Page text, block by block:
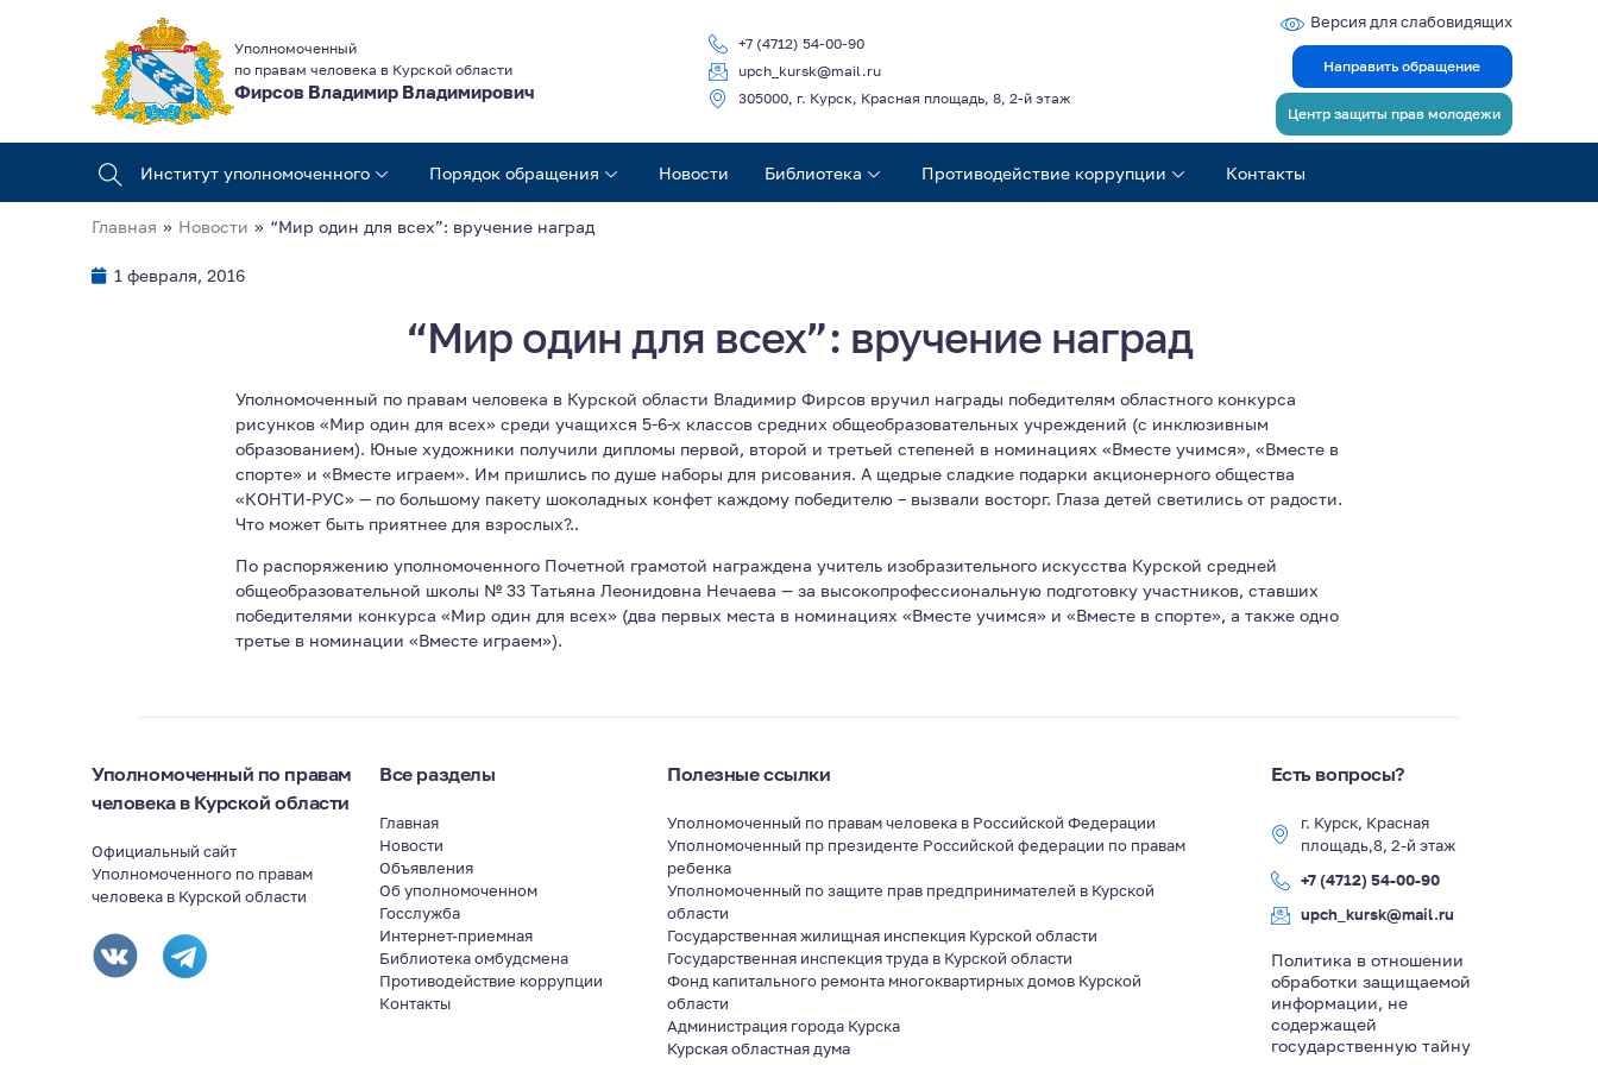
Уполномоченный
по правам человека в Курской области
Фирсов Владимир Владимирович
+7 (4712) 54-00-90
upch_kursk@mail.ru
305000, г. Курск, Красная площадь, 8, 2-й этаж
Версия для слабовидящих
Направить обращение
Центр защиты прав молодежи
Институт уполномоченного Порядок обращения Новости Библиотека Противодействие коррупции Контакты
Главная » Новости » “Мир один для всех”: вручение наград
1 февраля, 2016
“Мир один для всех”: вручение наград
Уполномоченный по правам человека в Курской области Владимир Фирсов вручил награды победителям областного конкурса
рисунков «Мир один для всех» среди учащихся 5-6-х классов средних общеобразовательных учреждений (с инклюзивным
образованием). Юные художники получили дипломы первой, второй и третьей степеней в номинациях «Вместе учимся», «Вместе в
спорте» и «Вместе играем». Им пришлись по душе наборы для рисования. А щедрые сладкие подарки акционерного общества
«КОНТИ-РУС» — по большому пакету шоколадных конфет каждому победителю – вызвали восторг. Глаза детей светились от радости.
Что может быть приятнее для взрослых?..
По распоряжению уполномоченного Почетной грамотой награждена учитель изобразительного искусства Курской средней
общеобразовательной школы № 33 Татьяна Леонидовна Нечаева — за высокопрофессиональную подготовку участников, ставших
победителями конкурса «Мир один для всех» (два первых места в номинациях «Вместе учимся» и «Вместе в спорте», а также одно
третье в номинации «Вместе играем»).
Уполномоченный по правам
человека в Курской области
Официальный сайт
Уполномоченного по правам
человека в Курской области
Все разделы
Главная
Новости
Объявления
Об уполномоченном
Госслужба
Интернет-приемная
Библиотека омбудсмена
Противодействие коррупции
Контакты
Полезные ссылки
Уполномоченный по правам человека в Российской Федерации
Уполномоченный пр президенте Российской федерации по правам
ребенка
Уполномоченный по защите прав предпринимателей в Курской
области
Государственная жилищная инспекция Курской области
Государственная инспекция труда в Курской области
Фонд капитального ремонта многоквартирных домов Курской
области
Администрация города Курска
Курская областная дума
Есть вопросы?
г. Курск, Красная
площадь,8, 2-й этаж
+7 (4712) 54-00-90
upch_kursk@mail.ru
Политика в отношении
обработки защищаемой
информации, не
содержащей
государственную тайну